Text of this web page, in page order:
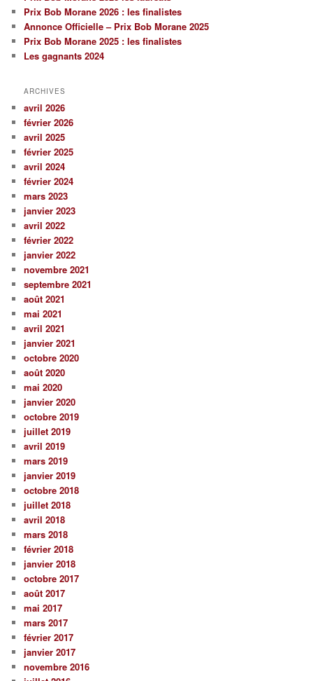
Prix Bob Morane 2026 : les finalistes
Annonce Officielle – Prix Bob Morane 2025
Prix Bob Morane 2025 : les finalistes
Les gagnants 2024
ARCHIVES
avril 2026
février 2026
avril 2025
février 2025
avril 2024
février 2024
mars 2023
janvier 2023
avril 2022
février 2022
janvier 2022
novembre 2021
septembre 2021
août 2021
mai 2021
avril 2021
janvier 2021
octobre 2020
août 2020
mai 2020
janvier 2020
octobre 2019
juillet 2019
avril 2019
mars 2019
janvier 2019
octobre 2018
juillet 2018
avril 2018
mars 2018
février 2018
janvier 2018
octobre 2017
août 2017
mai 2017
mars 2017
février 2017
janvier 2017
novembre 2016